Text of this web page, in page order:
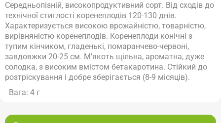
Середньопізній, високопродуктивний сорт. Від сходів до
технічної стиглості коренеплодів 120-130 днів.
Характеризується високою врожайністю, товарністю,
вирівняністю коренеплодів. Коренеплоди конічні з
тупим кінчиком, гладенькі, помаранчево-червоні,
завдовжки 20-25 см. М'якоть щільна, ароматна, дуже
солодка, з високим вмістом бетакаротина. Стійкий до
розтріскування і добре зберігається (8-9 місяців).
Вага: 4 г